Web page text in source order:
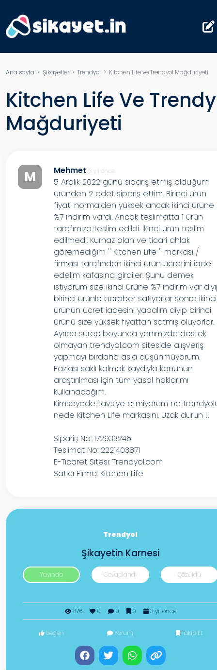
Ana sayfa > Şikayetler> Trendyol > Kitchen Life ve Trendyol Mağduriyeti
Kitchen Life Ve
Mağduriyeti
M Mehmet 3 yıl önce
5 Aralık 2022 günü sipariş etmiş olduğum
üründen 2 adet sipariş ettim. Birinci ürün
fiyatı normalden yüksek ancak ikinci ürüne
%7 indirim vardı. Ancak teslimatta 1 ürün
tarafımıza teslim edildi. İkinci ürün teslim
edilmedi. Kurnaz olan ve ticari ahlak
göremediğim '' Kitchen Life '' markası /
firması tarafından ikinci ürün ücretini iade
edelim kafasına girdiler. Şunu demek
istiyorum size ikinci ürüne %7 indirim var
birinci ürünle beraber satıyorlar sonra ikinci
ürünün ücret iadesini yapalım diyip birinci
ürünü size yüksek fiyattan satmış oluyorlar.
Ayrıca süreç boyunca yanımızda destek
olmayan trendyol.com siteside alışveriş
yapmayı birdaha asla düşünmüyorum.
Fazlası saklı kalmak kaydıyla konunun
araştırılması için tüm yasal haklarımı
kullanacağım.
Kimseyede tavsiye etmiyorum ne
nede Kitchen Life markasını. Uzak durun !!
Sipariş No: 172933246
Teslimat No: 2221403871
E-Ticaret Sitesi: Trendyol.com
Satıcı Firma: Kitchen Life
Trendyol
Şikayetin Karnesi
Yayında Cevaplandı Çözüldü
876 0 0 0 3 yıl önce
Beğen Yorum Takip Et